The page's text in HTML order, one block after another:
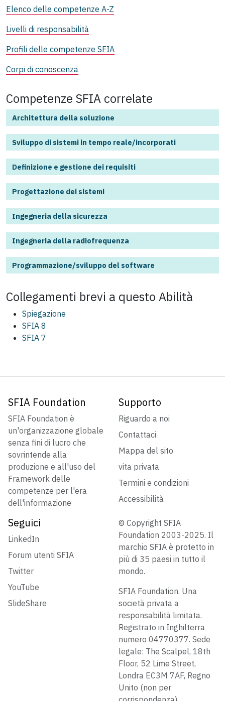
Elenco delle competenze A-Z
Livelli di responsabilità
Profili delle competenze SFIA
Corpi di conoscenza
Competenze SFIA correlate
Architettura della soluzione
Sviluppo di sistemi in tempo reale/incorporati
Definizione e gestione dei requisiti
Progettazione dei sistemi
Ingegneria della sicurezza
Ingegneria della radiofrequenza
Programmazione/sviluppo del software
Collegamenti brevi a questo Abilità
Spiegazione
SFIA 8
SFIA 7
SFIA Foundation
SFIA Foundation è
un'organizzazione globale
senza fini di lucro che
sovrintende alla
produzione e all'uso del
Framework delle
competenze per l'era
dell'informazione
Supporto
Riguardo a noi
Contattaci
Mappa del sito
vita privata
Termini e condizioni
Accessibilità
Seguici
LinkedIn
Forum utenti SFIA
Twitter
YouTube
SlideShare
© Copyright SFIA
Foundation 2003-2025. Il
marchio SFIA è protetto in
più di 35 paesi in tutto il
mondo.
SFIA Foundation. Una
società privata a
responsabilità limitata.
Registrato in Inghilterra
numero 04770377. Sede
legale: The Scalpel, 18th
Floor, 52 Lime Street,
Londra EC3M 7AF, Regno
Unito (non per